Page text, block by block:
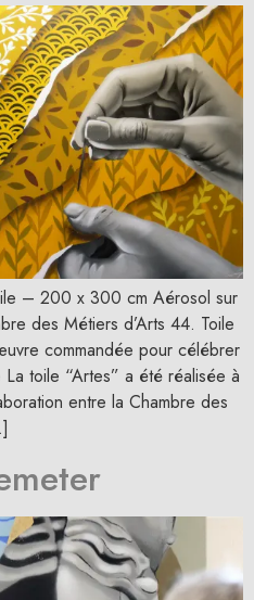
– 200 x 300 cm Aérosol sur
des Métiers d’Arts 44. Toile
commandée pour célébrer
toile “Artes” a été réalisée à
entre la Chambre des